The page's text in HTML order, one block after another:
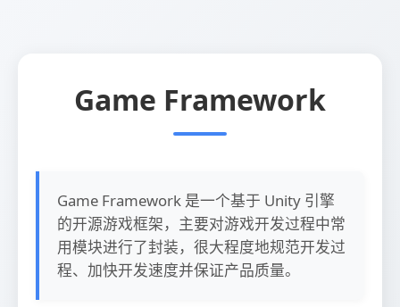
Game Framework
Game Framework 是一个基于 Unity 引擎
的开源游戏框架，主要对游戏开发过程中常
用模块进行了封装，很大程度地规范开发过
程、加快开发速度并保证产品质量。